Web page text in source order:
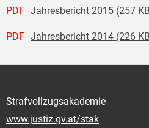
PDF Jahresbericht 2015 (257
PDF Jahresbericht 2014 (226
Strafvollzugsakademie
www.justiz.gv.at/stak